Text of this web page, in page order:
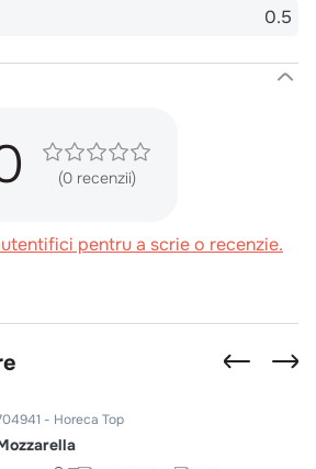
0.5
(0 recenzii)
pentru a scrie o recenzie.
Horeca Top